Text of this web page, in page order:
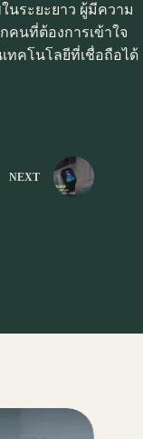
นระยะยาว ผู้มีความ
คนที่ต้องการเข้าใจ
ทคโนโลยีที่เชื่อถือได้
NEXT